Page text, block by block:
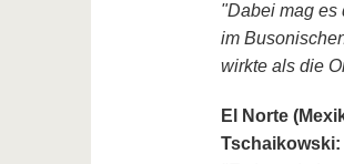
"Dabei mag es
im
wirkte als die
El Norte
Tschaikowski: